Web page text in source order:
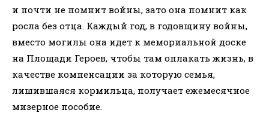
и почти не помнит войны, зато она помнит как
росла без отца. Каждый год, в годовщину войны,
вместо могилы она идет к мемориальной доске
на Площади Героев, чтобы там оплакать жизнь, в
качестве компенсации за которую семья,
лишившаяся кормильца, получает ежемесячное
мизерное пособие.